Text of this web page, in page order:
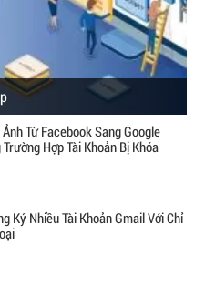
Từ Facebook Sang Google
Hợp Tài Khoản Bị Khóa
Ký Nhiều Tài Khoản Gmail Với Chỉ